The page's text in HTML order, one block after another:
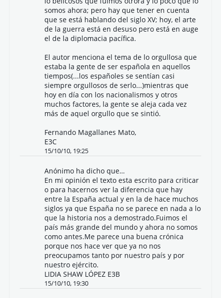
somos ahora; pero hay que tener en cuenta
que se está hablando del siglo XV; hoy, el arte
de la guerra está en desuso pero está en auge
el de la diplomacia pacífica.
El autor menciona el tema de lo orgullosa que
estaba la gente de ser española en aquellos
tiempos(...los españoles se sentían casi
siempre orgullosos de serlo...)mientras que
hoy en día con los nacionalismos y otros
muchos factores, la gente se aleja cada vez
más de aquel orgullo que se sintió.
Fernando Magallanes Mato,
E3C
15/10/10, 19:25
Anónimo ha dicho que…
En mi opinión el texto esta escrito para criticar
o para hacernos ver la diferencia que hay
entre la España actual y en la de hace muchos
siglos ya que España no se parece en nada a lo
que la historia nos a demostrado.Fuimos el
país más grande del mundo y ahora no somos
como antes.Me parece una buena crónica
porque nos hace ver que ya no nos
preocupamos tanto por nuestro país y por
nuestro ejército.
LIDIA SHAW LÓPEZ E3B
15/10/10, 19:30